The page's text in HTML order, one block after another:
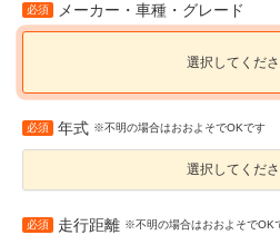
必須 メーカー・車種・グレード
選択してくだ
必須 年式 ※不明の場合はおおよそでOKです
選択してくだ
必須 走行距離 ※不明の場合はおおよそでOK